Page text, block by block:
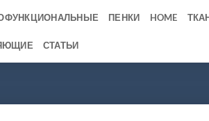
ПЕНКИ HOME
СТАТЬИ